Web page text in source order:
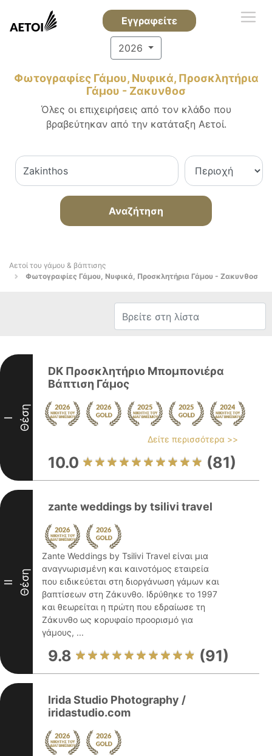
Εγγραφείτε
2026
Φωτογραφίες Γάμου, Νυφικά, Προσκλητήρια
Γάμου - Ζακυνθοσ
Όλες οι επιχειρήσεις από τον κλάδο που
βραβεύτηκαν από την κατάταξη Αετοί.
Αναζήτηση
Αετοί του γάμου & βάπτισης
Φωτογραφίες Γάμου, Νυφικά, Προσκλητήρια Γάμου - Ζακυνθοσ
I Θέση
DK Προσκλητήριο Μπομπονιέρα
Βάπτιση Γάμος
Δείτε περισσότερα >>
10.0 (81)
II Θέση
zante weddings by tsilivi travel
Zante Weddings by Tsilivi Travel είναι μια
αναγνωρισμένη και καινοτόμος εταιρεία
που ειδικεύεται στη διοργάνωση γάμων και
βαπτίσεων στη Ζάκυνθο. Ιδρύθηκε το 1997
και θεωρείται η πρώτη που εδραίωσε τη
Ζάκυνθο ως κορυφαίο προορισμό για
γάμους, ...
9.8 (91)
Irida Studio Photography /
iridastudio.com